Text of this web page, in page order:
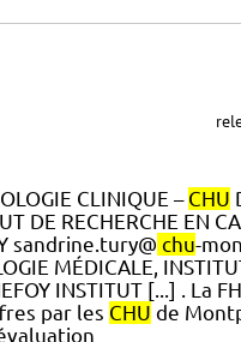
CLINIQUE – CHU
DE RECHERCHE EN
sandrine.tury@ chu-
MÉDICALE,
INSTITUT [...] . La
par les CHU de